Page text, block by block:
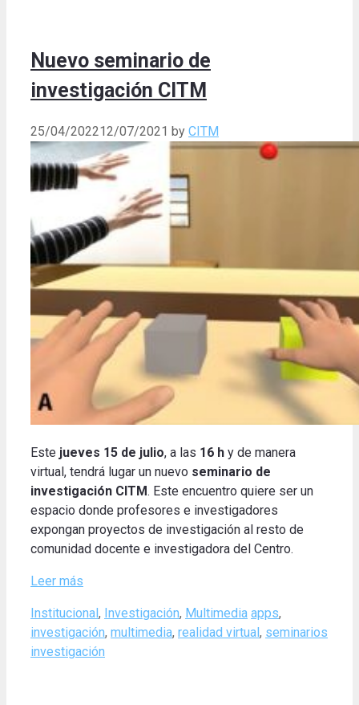
Nuevo seminario de
investigación CITM
25/04/202212/07/2021 by CITM
Este jueves 15 de julio, a las 16 h y de manera
virtual, tendrá lugar un nuevo seminario de
investigación CITM. Este encuentro quiere ser un
espacio donde profesores e investigadores
expongan proyectos de investigación al resto de
comunidad docente e investigadora del Centro.
Leer más
Categories
Institucional , Investigación, Multimedia Tags
apps,
investigación, multimedia, realidad virtual , seminarios
investigación